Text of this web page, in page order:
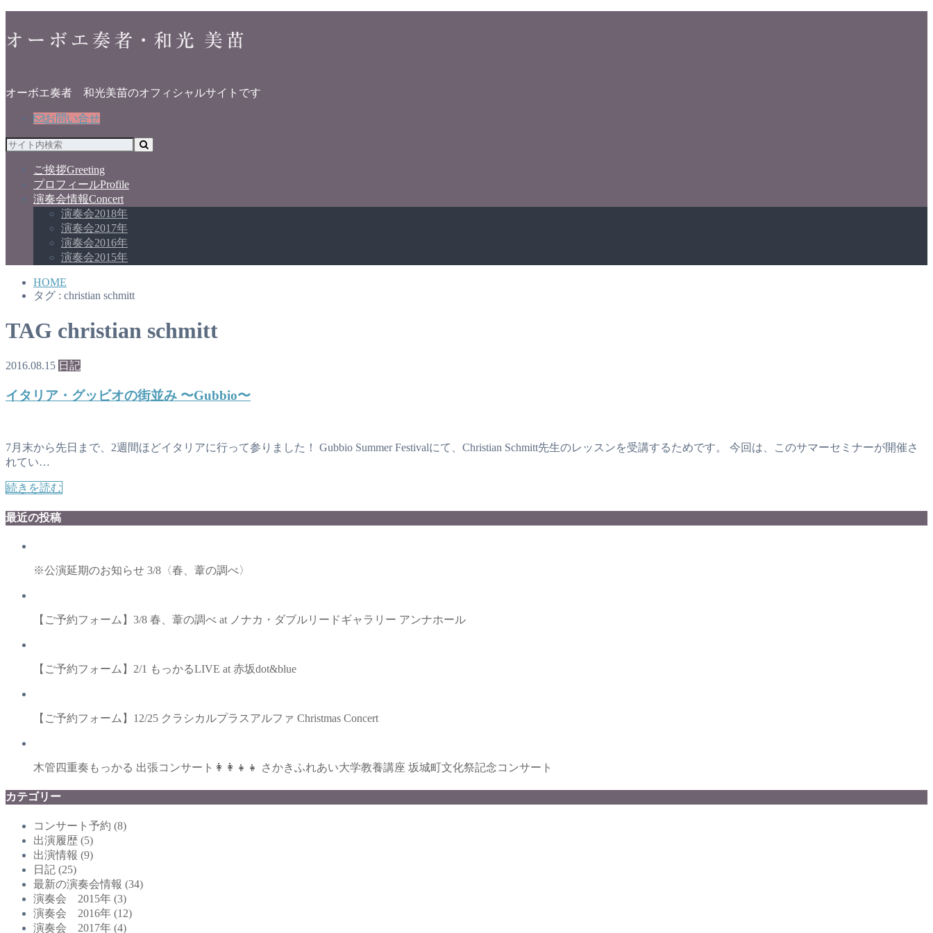
オーボエ奏者 和光美苗のオフィシャルサイトです
お問い合せ
ご挨拶Greeting
プロフィールProfile
演奏会情報Concert
演奏会2018年
演奏会2017年
演奏会2016年
演奏会2015年
HOME
タグ : christian schmitt
TAG christian schmitt
2016.08.15 日記
イタリア・グッビオの街並み 〜Gubbio〜
7月末から先日まで、2週間ほどイタリアに行って参りました！ Gubbio Summer Festivalにて、Christian Schmitt先生のレッスンを受講するためです。 今回は、このサマーセミナーが開催さ
れてい…
続きを読む
最近の投稿
※公演延期のお知らせ 3/8〈春、葦の調べ〉
【ご予約フォーム】3/8 春、葦の調べ at ノナカ・ダブルリードギャラリー アンナホール
【ご予約フォーム】2/1 もっかるLIVE at 赤坂dot&blue
【ご予約フォーム】12/25 クラシカルプラスアルファ Christmas Concert
木管四重奏もっかる 出張コンサート👩‍👩‍👧‍👧 さかきふれあい大学教養講座 坂城町文化祭記念コンサート
カテゴリー
コンサート予約 (8)
出演履歴 (5)
出演情報 (9)
日記 (25)
最新の演奏会情報 (34)
演奏会 2015年 (3)
演奏会 2016年 (12)
演奏会 2017年 (4)